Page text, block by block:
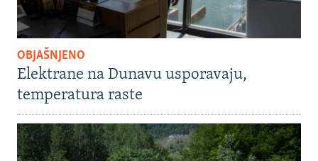
OBJAŠNJENO
Elektrane na Dunavu usporavaju,
temperatura raste